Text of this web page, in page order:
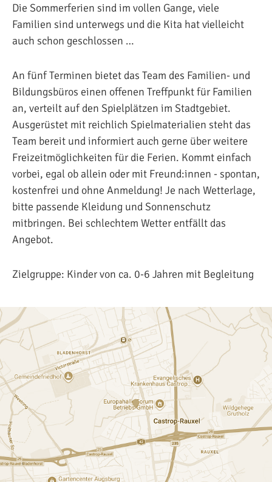
Die Sommerferien sind im vollen Gange, viele
Familien sind unterwegs und die Kita hat vielleicht
auch schon geschlossen …
An fünf Terminen bietet das Team des Familien- und
Bildungsbüros einen offenen Treffpunkt für Familien
an, verteilt auf den Spielplätzen im Stadtgebiet.
Ausgerüstet mit reichlich Spielmaterialien steht das
Team bereit und informiert auch gerne über weitere
Freizeitmöglichkeiten für die Ferien. Kommt einfach
vorbei, egal ob allein oder mit Freund:innen - spontan,
kostenfrei und ohne Anmeldung! Je nach Wetterlage,
bitte passende Kleidung und Sonnenschutz
mitbringen. Bei schlechtem Wetter entfällt das
Angebot.
Zielgruppe: Kinder von ca. 0-6 Jahren mit Begleitung